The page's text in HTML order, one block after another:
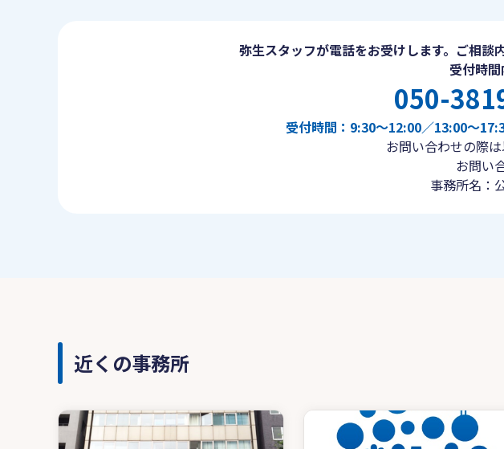
弥生スタッフが電話をお受けします。ご相談
受付時間
050-
受付時間：9:30〜12:00／13:00〜
お問い合わせの際
お問い
事務所名：
近くの事務所